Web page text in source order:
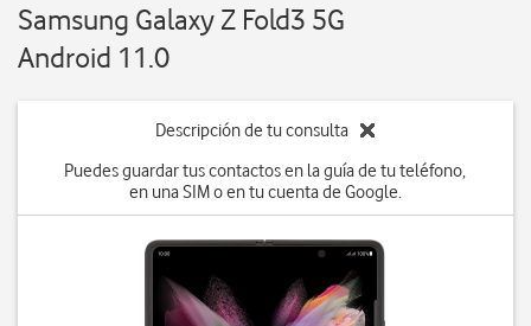
Samsung Galaxy Z Fold3 5G
Android 11.0
Descripción de tu consulta
Puedes guardar tus contactos en la guía de tu teléfono,
en una SIM o en tu cuenta de Google.